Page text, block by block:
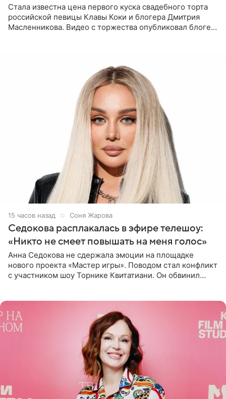
Стала известна цена первого куска свадебного торта
российской певицы Клавы Коки и блогера Дмитрия
Масленникова. Видео с торжества опубликовал блогер
15 часов назад Соня Жарова
Седокова расплакалась в эфире телешоу:
«Никто не смеет повышать на меня голос»
Анна Седокова не сдержала эмоции на площадке
нового проекта «Мастер игры». Поводом стал конфликт
с участником шоу Торнике Квитатиани. Он обвинил